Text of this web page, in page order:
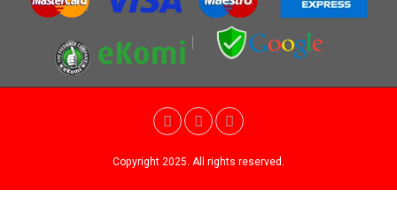
Copyright 2025. All rights reserved.